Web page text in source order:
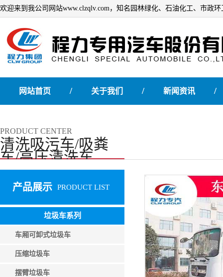
欢迎来到我公司网站www.clzqlv.com，知名园林绿化、石油化工、市政
网站首页 / 关于我们 / 新闻资讯 /
PRODUCT CENTER
清洗吸污车/吸粪
车/高压清洗车
产品展示 PRODUCT LIST
垃圾车系列
车厢可卸式垃圾车
压缩垃圾车
摆臂垃圾车